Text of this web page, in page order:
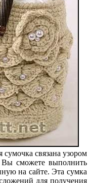
связана узором
Вы сможете выполнить
на сайте. Эта сумка
для получения